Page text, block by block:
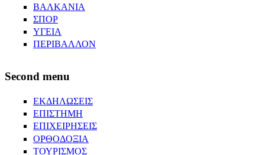
ΒΑΛΚΑΝΙΑ
ΣΠΟΡ
ΥΓΕΙΑ
ΠΕΡΙΒΑΛΛΟΝ
Second menu
ΕΚΔΗΛΩΣΕΙΣ
ΕΠΙΣΤΗΜΗ
ΕΠΙΧΕΙΡΗΣΕΙΣ
ΟΡΘΟΔΟΞΙΑ
ΤΟΥΡΙΣΜΟΣ